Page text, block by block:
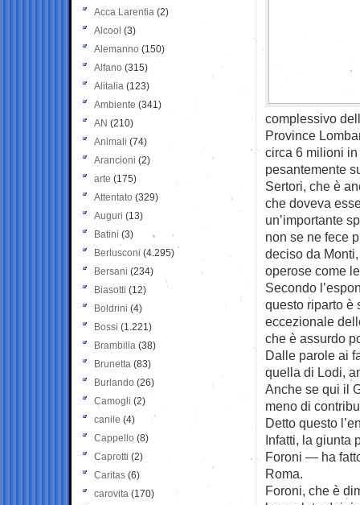
complessivo
Province
circa 6 milioni
pesantemente
Sertori, che è
che doveva
un’importante
non se ne fece
deciso da
operose come
Secondo
questo riparto è
eccezionale
che è assurdo
Dalle parole ai
quella di Lodi,
Anche se qui il
meno di
Detto questo
Infatti, la giunta
Foroni — ha
Roma.
Foroni, che è
Acca Larentia (2)
Alcool (3)
Alemanno (150)
Alfano (315)
Alitalia (123)
Ambiente (341)
AN (210)
Animali (74)
Arancioni (2)
arte (175)
Attentato (329)
Auguri (13)
Batini (3)
Berlusconi (4.295)
Bersani (234)
Biasotti (12)
Boldrini (4)
Bossi (1.221)
Brambilla (38)
Brunetta (83)
Burlando (26)
Camogli (2)
canile (4)
Cappello (8)
Caprotti (2)
Caritas (6)
carovita (170)